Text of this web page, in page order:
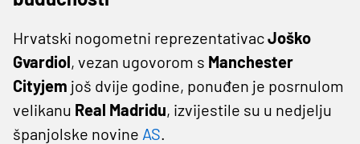
Hrvatski nogometni reprezentativacJoško
Gvardiol, vezan ugovorom s Manchester
Cityjem još dvije godine, ponuđen je posrnulom
velikanu Real Madridu, izvijestile su u nedjelju
španjolske novine AS.